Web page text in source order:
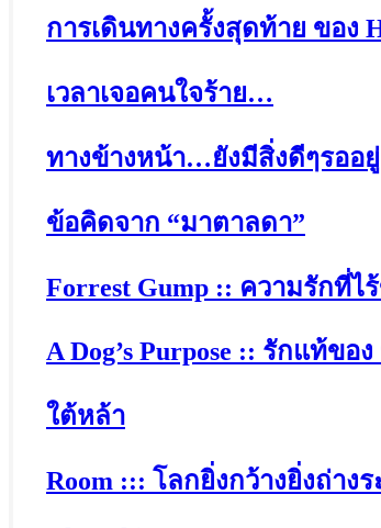
การเดินทางครั้งสุดท้าย ของ
เวลาเจอคนใจร้าย…
ทางข้างหน้า…ยังมีสิ่งดีๆรออยู่
ข้อคิดจาก “มาตาลดา”
Forrest Gump :: ความรักที่ไ
A Dog’s Purpose :: รักแท้ขอ
ใต้หล้า
Room ::: โลกยิ่งกว้างยิ่งถ่าง